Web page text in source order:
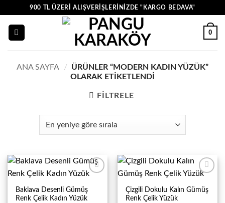
900 TL ÜZERI ALIŞVERIŞLERINIZDE "KARGO BEDAVA"
0
ANA SAYFA /
ÜRÜNLER “MODERN KADIN YÜZÜK”
OLARAK ETIKETLENDI
FILTRELE
Baklava Desenli Gümüş
Renk Çelik Kadın Yüzük
Çizgili Dokulu Kalın Gümüş
Renk Çelik Yüzük